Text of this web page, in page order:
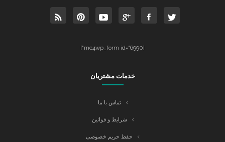
[mc4wp_form id="6990"]
خدمات مشتریان
تماس با ما
شرایط و قوانین
حفظ حریم خصوصی